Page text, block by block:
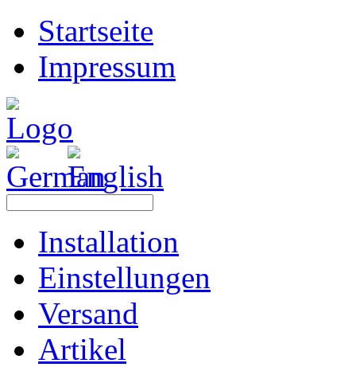
Startseite
Impressum
Installation
Einstellungen
Versand
Artikel